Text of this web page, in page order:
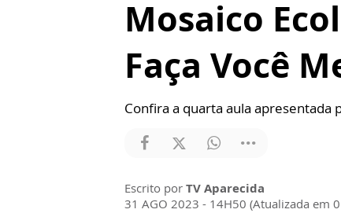
Mosaico
Faça Você
Confira a quarta aula apresentada
Escrito por TV Aparecida
31 AGO 2023 - 14H50 (Atualizada em